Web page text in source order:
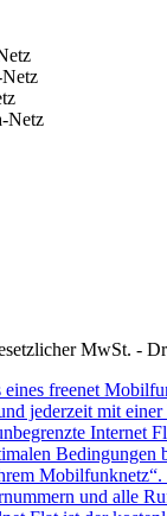
Netz
MwSt. -
freenet
jederzeit mit
Internet
Bedingungen
und alle